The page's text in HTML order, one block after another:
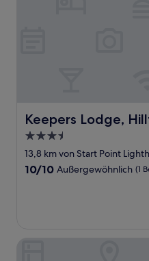
Keepers Lodge,
Keepers Lodge, Hillfield
3.5-
Sterne-
Unterkunft
13,8 km von Start Point
10.0
10/10 Außergewöhnlich (1